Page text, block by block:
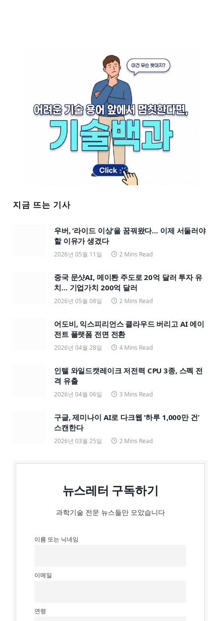
지금 뜨는 기사
우버, ‘라이드 이상’을 꿈꿔왔다… 이제 서둘러야
할 이유가 생겼다
2026년 05월 11일 2 Mins Read
중국 문샷AI, 메이퇀 주도로 20억 달러 투자 유
치… 기업가치 200억 달러
2026년 05월 08일 2 Mins Read
어도비, 익스피리언스 클라우드 버리고 AI 에이
전트 플랫폼 전면 전환
2026년 04월 28일 4 Mins Read
인텔 와일드캣레이크 저전력 CPU 3종, 스펙 전
격 유출
2026년 04월 06일 3 Mins Read
구글, 제미나이 AI로 다크웹 ‘하루 1,000만 건’
스캔한다
2026년 03월 25일 2 Mins Read
뉴스레터 구독하기
과학기술 전문 뉴스들만 모았습니다
이름 또는 닉네임
이메일
연령